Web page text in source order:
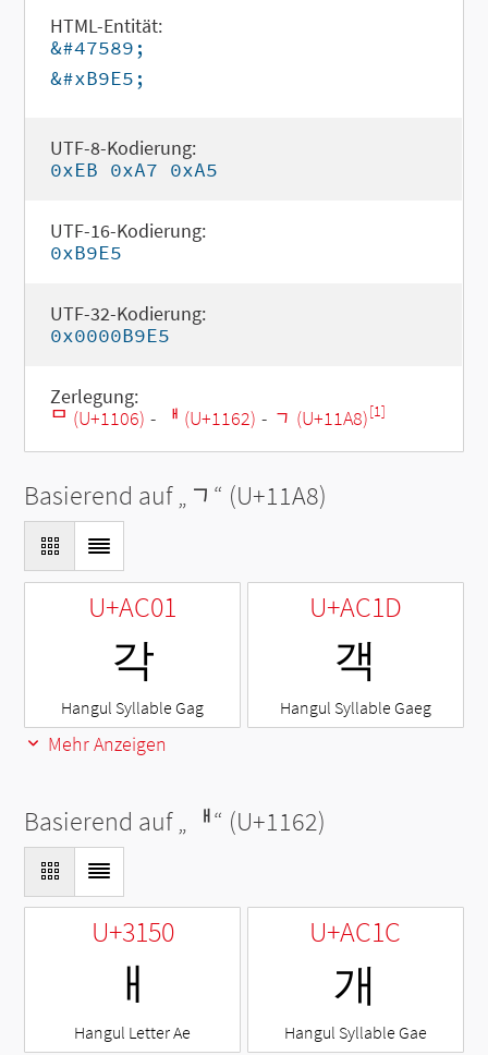
HTML-Entität:
&#47589;
&#xB9E5;
UTF-8-Kodierung:
0xEB 0xA7 0xA5
UTF-16-Kodierung:
0xB9E5
UTF-32-Kodierung:
0x0000B9E5
Zerlegung:
ᄆ (U+1106) - ᅢ (U+1162) - ᆨ (U+11A8)[1]
Basierend auf „ ᆨ “ (U+11A8)
U+AC01
각
Hangul Syllable Gag
U+AC1D
객
Hangul Syllable Gaeg
Mehr Anzeigen
Basierend auf „ ᅢ“ (U+1162)
U+3150
ㅐ
Hangul Letter Ae
U+AC1C
개
Hangul Syllable Gae